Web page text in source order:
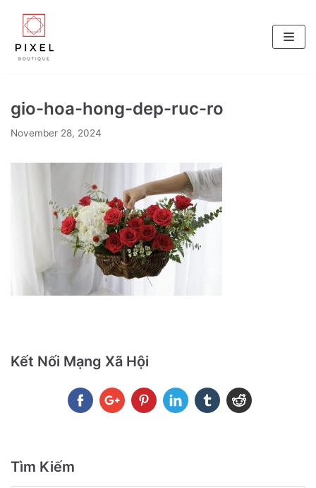
Skip
to
content
gio-hoa-hong-dep-ruc-ro
November 28, 2024
Kết Nối Mạng Xã Hội
Tìm Kiếm